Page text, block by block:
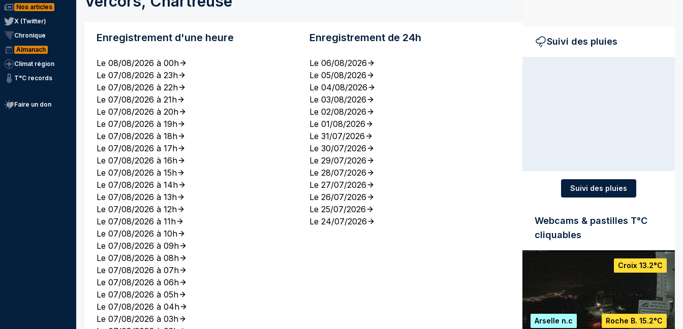
Nos articles
X (Twitter)
Chronique
Almanach
Climat région
T°C records
Faire un don
Enregistrement d'une heure
Le 08/08/2026 à 00h
Le 07/08/2026 à 23h
Le 07/08/2026 à 22h
Le 07/08/2026 à 21h
Le 07/08/2026 à 20h
Le 07/08/2026 à 19h
Le 07/08/2026 à 18h
Le 07/08/2026 à 17h
Le 07/08/2026 à 16h
Le 07/08/2026 à 15h
Le 07/08/2026 à 14h
Le 07/08/2026 à 13h
Le 07/08/2026 à 12h
Le 07/08/2026 à 11h
Le 07/08/2026 à 10h
Le 07/08/2026 à 09h
Le 07/08/2026 à 08h
Le 07/08/2026 à 07h
Le 07/08/2026 à 06h
Le 07/08/2026 à 05h
Le 07/08/2026 à 04h
Le 07/08/2026 à 03h
Enregistrement de 24h
Le 06/08/2026
Le 05/08/2026
Le 04/08/2026
Le 03/08/2026
Le 02/08/2026
Le 01/08/2026
Le 31/07/2026
Le 30/07/2026
Le 29/07/2026
Le 28/07/2026
Le 27/07/2026
Le 26/07/2026
Le 25/07/2026
Le 24/07/2026
Suivi des pluies
Suivi des pluies
Webcams & pastilles T°C
cliquables
Croix 13.2°C
Arselle n.c Roche B. 15.2°C